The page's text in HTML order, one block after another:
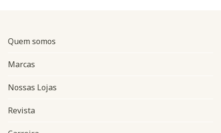
Quem somos
Marcas
Nossas Lojas
Revista